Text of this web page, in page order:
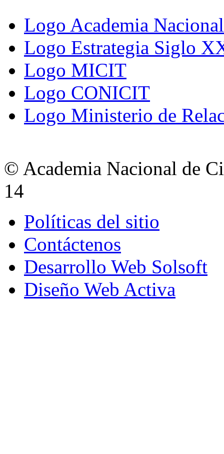
Logo Academia
Logo Estrategia Siglo
Logo MICIT
Logo CONICIT
Logo Ministerio de
© Academia Nacional de
14
Políticas del sitio
Contáctenos
Desarrollo Web Solsoft
Diseño Web Activa